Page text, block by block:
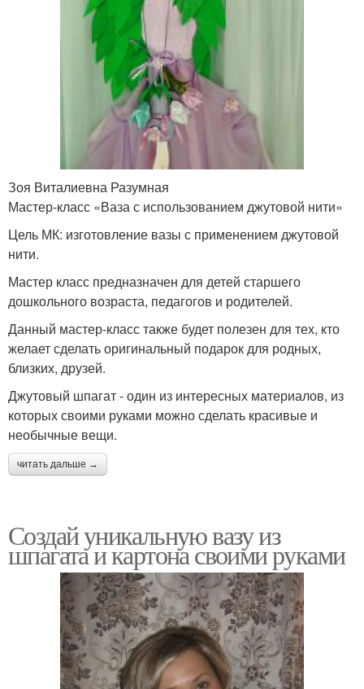
Зоя Виталиевна Разумная
Мастер-класс «Ваза с использованием джутовой нити»
Цель МК: изготовление вазы с применением джутовой
нити.
Мастер класс предназначен для детей старшего
дошкольного возраста, педагогов и родителей.
Данный мастер-класс также будет полезен для тех, кто
желает сделать оригинальный подарок для родных,
близких, друзей.
Джутовый шпагат - один из интересных материалов, из
которых своими руками можно сделать красивые и
необычные вещи.
читать дальше →
Создай уникальную вазу из
шпагата и картона своими руками